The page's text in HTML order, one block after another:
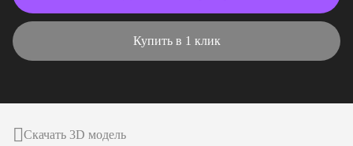
Купить в 1 клик
Скачать 3D модель